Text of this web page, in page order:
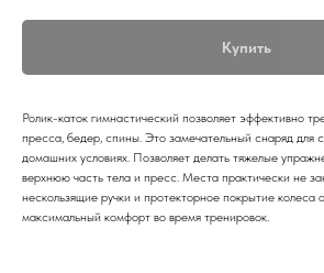
Купить
Ролик-каток гимнастический позволяет эффективно
пресса, бедер, спины. Это замечательный снаряд для
домашних условиях. Позволяет делать тяжелые
верхнюю часть тела и пресс. Места практически не
нескользящие ручки и протекторное покрытие колеса
максимальный комфорт во время тренировок.